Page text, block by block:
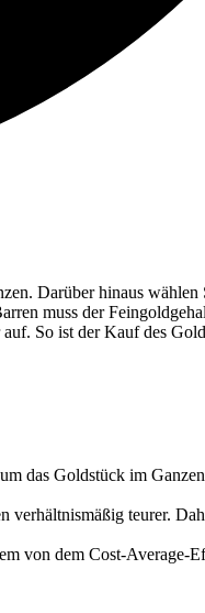
Darüber hinaus
muss der
So ist der Kauf des
das Goldstück im
verhältnismäßig teurer.
von dem Cost-Average-